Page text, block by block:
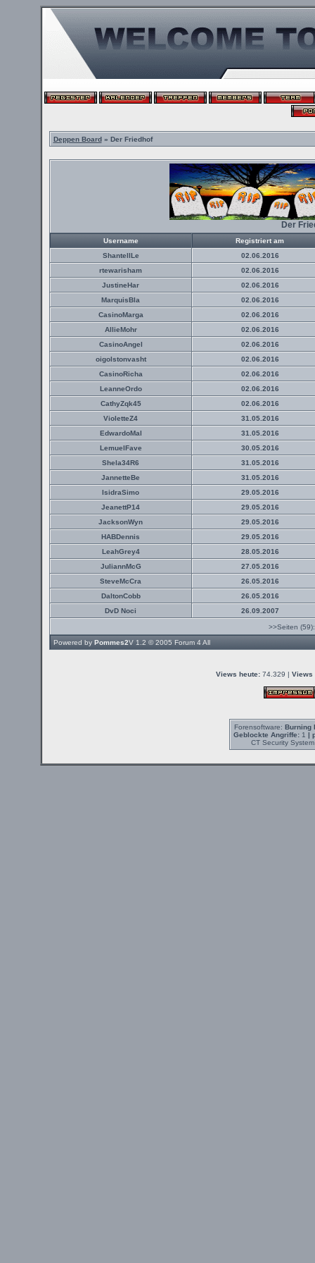
Deppen Board» Der Friedhof
Der
Username
Registriert am
ShantellLe
02.06.2016
rtewarisham
02.06.2016
JustineHar
02.06.2016
MarquisBla
02.06.2016
CasinoMarga
02.06.2016
AllieMohr
02.06.2016
CasinoAngel
02.06.2016
oigolstonvasht
02.06.2016
CasinoRicha
02.06.2016
LeanneOrdo
02.06.2016
CathyZqk45
02.06.2016
VioletteZ4
31.05.2016
EdwardoMal
31.05.2016
LemuelFave
30.05.2016
Shela34R6
31.05.2016
JannetteBe
31.05.2016
IsidraSimo
29.05.2016
JeanettP14
29.05.2016
JacksonWyn
29.05.2016
HABDennis
29.05.2016
LeahGrey4
28.05.2016
JuliannMcG
27.05.2016
SteveMcCra
26.05.2016
DaltonCobb
26.05.2016
DvD Noci
26.09.2007
>>Seiten
Powered by Pommes2V 1.2 © 2005 Forum 4 All
Views heute: 74.329 | Views
Forensoftware: Burning
Geblockte Angriffe:1 |
CT Security